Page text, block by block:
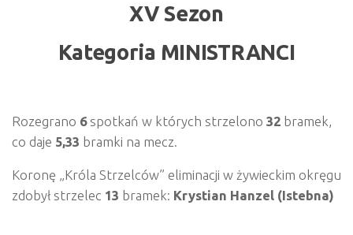
XV Sezon
Kategoria MINISTRANCI
Rozegrano 6spotkań w których strzelono 32 bramek,
co daje 5,33 bramki na mecz.
Koronę „Króla Strzelców” eliminacji w żywieckim okręgu
zdobył strzelec 13 bramek: Krystian Hanzel (Istebna)